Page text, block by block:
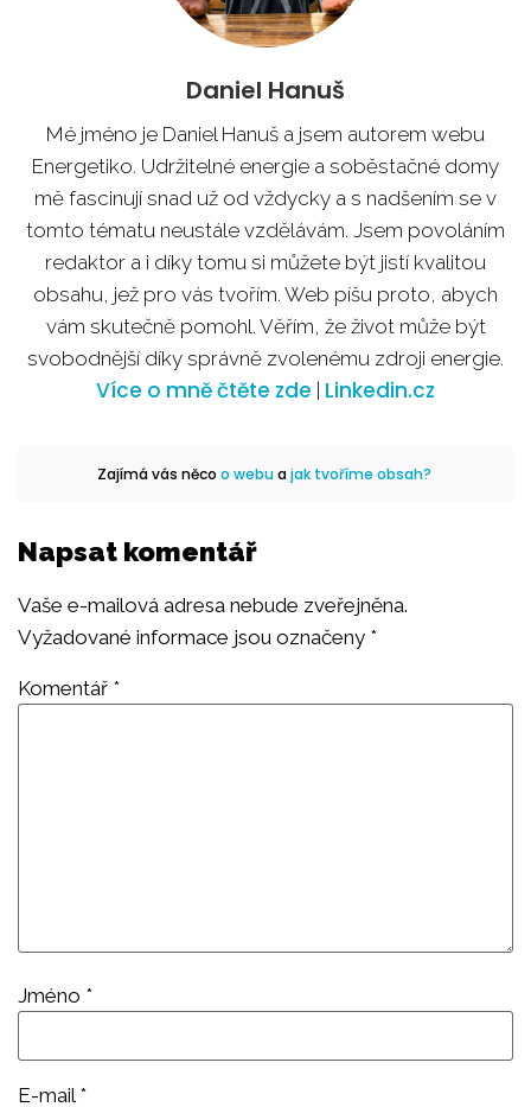
Daniel Hanuš
Mé jméno je Daniel Hanuš a jsem autorem webu
Energetiko. Udržitelné energie a soběstačné domy
mě fascinují snad už od vždycky a s nadšením se v
tomto tématu neustále vzdělávám. Jsem povoláním
redaktor a i díky tomu si můžete být jistí kvalitou
obsahu, jež pro vás tvořím. Web píšu proto, abych
vám skutečně pomohl. Věřím, že život může být
svobodnější díky správně zvolenému zdroji energie.
Více o mně čtěte zde | Linkedin.cz
Zajímá vás něco o webuajak tvoříme obsah?
Napsat komentář
Vaše e-mailová adresa nebude zveřejněna.
Vyžadované informace jsou označeny *
Komentář *
Jméno *
E-mail *